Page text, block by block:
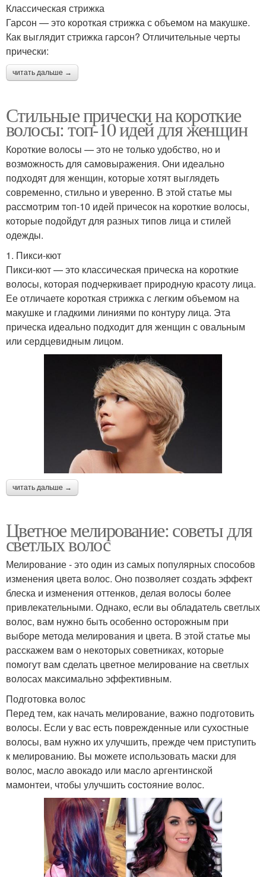
Классическая стрижка
Гарсон — это короткая стрижка с объемом на макушке.
Как выглядит стрижка гарсон? Отличительные черты
прически:
читать дальше →
Стильные прически на короткие
волосы: топ-10 идей для женщин
Короткие волосы — это не только удобство, но и
возможность для самовыражения. Они идеально
подходят для женщин, которые хотят выглядеть
современно, стильно и уверенно. В этой статье мы
рассмотрим топ-10 идей причесок на короткие волосы,
которые подойдут для разных типов лица и стилей
одежды.
1. Пикси-кют
Пикси-кют — это классическая прическа на короткие
волосы, которая подчеркивает природную красоту лица.
Ее отличаете короткая стрижка с легким объемом на
макушке и гладкими линиями по контуру лица. Эта
прическа идеально подходит для женщин с овальным
или сердцевидным лицом.
читать дальше →
Цветное мелирование: советы для
светлых волос
Мелирование - это один из самых популярных способов
изменения цвета волос. Оно позволяет создать эффект
блеска и изменения оттенков, делая волосы более
привлекательными. Однако, если вы обладатель светлых
волос, вам нужно быть особенно осторожным при
выборе метода мелирования и цвета. В этой статье мы
расскажем вам о некоторых советниках, которые
помогут вам сделать цветное мелирование на светлых
волосах максимально эффективным.
Подготовка волос
Перед тем, как начать мелирование, важно подготовить
волосы. Если у вас есть поврежденные или сухостные
волосы, вам нужно их улучшить, прежде чем приступить
к мелированию. Вы можете использовать маски для
волос, масло авокадо или масло аргентинской
мамонтеи, чтобы улучшить состояние волос.